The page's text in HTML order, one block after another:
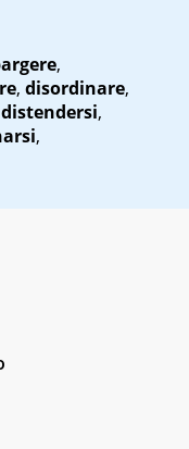
,
, disordinare,
distendersi,
,